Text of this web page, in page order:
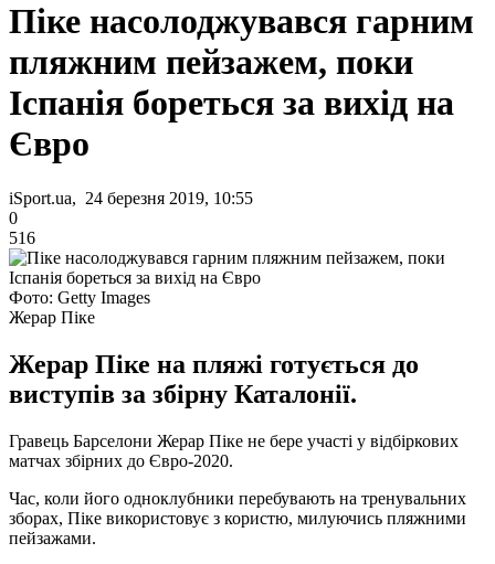
Піке насолоджувався гарним
пляжним пейзажем, поки
Іспанія бореться за вихід на
Євро
iSport.ua, 24 березня 2019, 10:55
0
516
Фото: Getty Images
Жерар Піке
Жерар Піке на пляжі готується до
виступів за збірну Каталонії.
Гравець Барселони Жерар Піке не бере участі у відбіркових
матчах збірних до Євро-2020.
Час, коли його одноклубники перебувають на тренувальних
зборах, Піке використовує з користю, милуючись пляжними
пейзажами.